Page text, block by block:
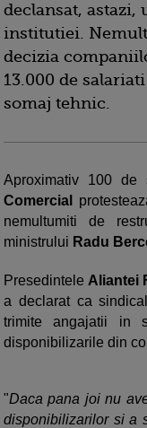
declansat, astazi,
institutiei.
decizia
13.000 de
somaj tehnic.
Aproximativ 100
Comercial
nemultumiti de
ministrului Radu
Presedintele Aliantei
a declarat ca
trimite angajatii in
disponibilizarile din
"Daca pana joi nu
disponibilizarilor si a